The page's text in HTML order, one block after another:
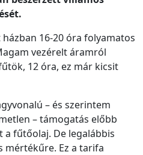
16-20 óra folyamatos
vezérelt áramról
12 óra, ez már kicsit
– és szerintem
– támogatás előbb
fűtőolaj. De legalábbis
mértékűre. Ez a tarifa